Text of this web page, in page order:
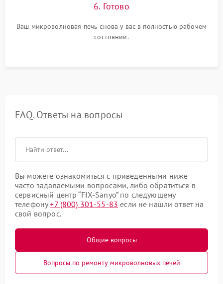
6. Готово
Ваш микроволновая печь снова у вас в полностью рабочем
состоянии.
FAQ. Ответы на вопросы
Вы можете ознакомиться с приведенными ниже
часто задаваемыми вопросами, либо обратиться в
сервисный центр “FIX-Sanyo” по следующему
телефону+7 (800) 301-55-83 если не нашли ответ на
свой вопрос.
Общие вопросы
Вопросы по ремонту микроволновых печей